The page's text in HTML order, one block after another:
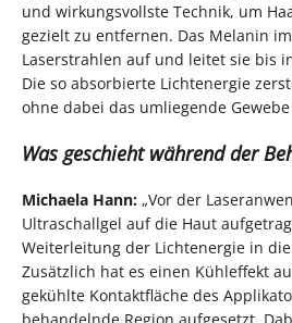
und wirkungsvollste Technik, um
gezielt zu entfernen. Das Melanin
Laserstrahlen auf und leitet sie bis
Die so absorbierte Lichtenergie
ohne dabei das umliegende
Was geschieht während der
Michaela Hann: „Vor der
Ultraschallgel auf die Haut
Weiterleitung der Lichtenergie in
Zusätzlich hat es einen Kühleffekt
gekühlte Kontaktfläche des